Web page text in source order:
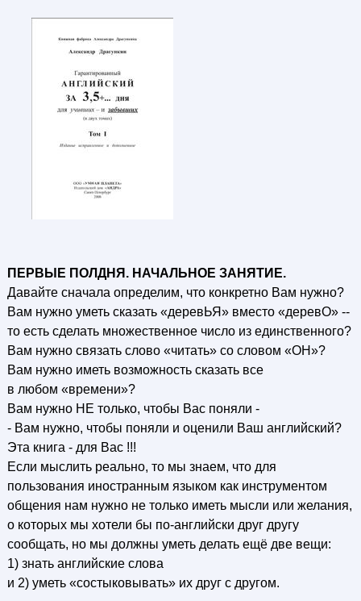
ПЕРВЫЕ ПОЛДНЯ. НАЧАЛЬНОЕ ЗАНЯТИЕ.
Давайте сначала определим, что конкретно Вам нужно?
Вам нужно уметь сказать «деревЬЯ» вместо «деревО» --
то есть сделать множественное число из единственного?
Вам нужно связать слово «читать» со словом «ОН»?
Вам нужно иметь возможность сказать все
в любом «времени»?
Вам нужно НЕ только, чтобы Вас поняли -
- Вам нужно, чтобы поняли и оценили Ваш английский?
Эта книга - для Вас !!!
Если мыслить реально, то мы знаем, что для
пользования иностранным языком как инструментом
общения нам нужно не только иметь мысли или желания,
о которых мы хотели бы по-английски друг другу
сообщать, но мы должны уметь делать ещё две вещи:
1) знать английские слова
и 2) уметь «состыковывать» их друг с другом.